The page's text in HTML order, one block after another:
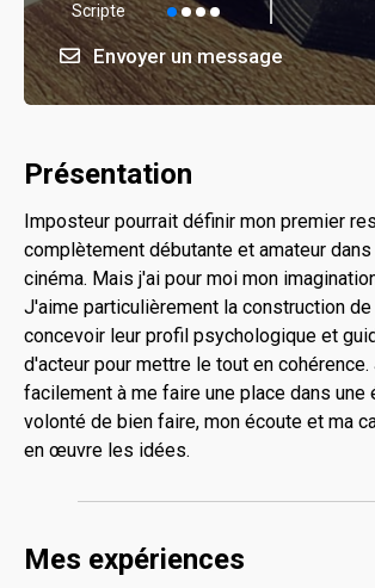
Scripte
Envoyer un message
Présentation
Imposteur pourrait définir mon premier
complètement débutante et amateur
cinéma. Mais j'ai pour moi mon
J'aime particulièrement la construction
concevoir leur profil psychologique et
d'acteur pour mettre le tout en cohérence.
facilement à me faire une place dans une
volonté de bien faire, mon écoute et ma
en œuvre les idées.
Mes expériences